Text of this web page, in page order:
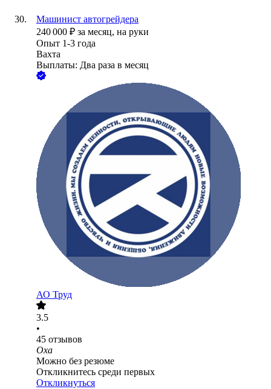
Машинист автогрейдера
240 000 ₽ за месяц, на руки
Опыт 1-3 года
Вахта
Выплаты: Два раза в месяц
АО Труд
3.5
•
45 отзывов
Оха
Можно без резюме
Откликнитесь среди первых
Откликнуться